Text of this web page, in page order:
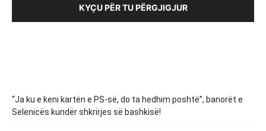
KYÇU PËR TU PËRGJIGJUR
“Ja ku e keni kartën e PS-së, do ta hedhim poshtë”, banorët e
Selenicës kundër shkrirjes së bashkisë!